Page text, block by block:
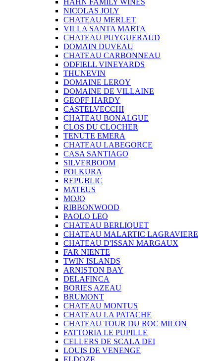
HAHN FAMILY WINES
NICOLAS JOLY
CHATEAU MERLET
VILLA SANTA MARTA
CHATEAU PUYGUERAUD
DOMAIN DUVEAU
CHATEAU CARBONNEAU
ODFIELL VINEYARDS
THUNEVIN
DOMAINE LEROY
DOMAINE DE VILLAINE
GEOFF HARDY
CASTELVECCHI
CHATEAU BONALGUE
CLOS DU CLOCHER
TENUTE EMERA
CHATEAU LABEGORCE
CASA SANTIAGO
SILVERBOOM
POLKURA
REPUBLIC
MATEUS
MOJO
RIBBONWOOD
PAOLO LEO
CHATEAU BERLIQUET
CHATEAU MALARTIC LAGRAVIERE
CHATEAU D'ISSAN MARGAUX
FAR NIENTE
TWIN ISLANDS
ARNISTON BAY
DELAFINCA
BORIES AZEAU
BRUMONT
CHATEAU MONTUS
CHATEAU LA PATACHE
CHATEAU TOUR DU ROC MILON
FATTORIA LE PUPILLE
CELLERS DE SCALA DEI
LOUIS DE VENENGE
ELDOZE